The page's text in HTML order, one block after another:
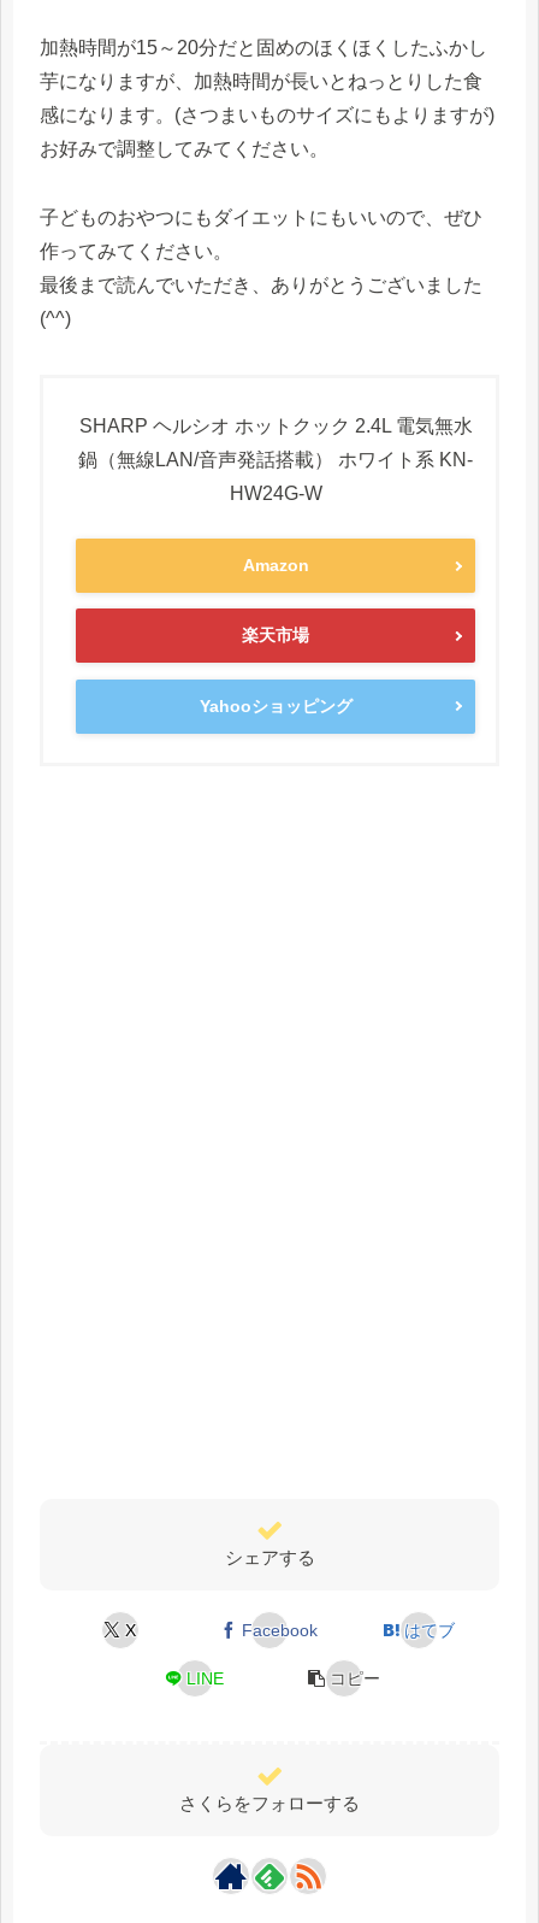
加熱時間が15～20分だと固めのほくほくしたふかし
芋になりますが、加熱時間が長いとねっとりした食
感になります。(さつまいものサイズにもよりますが)
お好みで調整してみてください。
子どものおやつにもダイエットにもいいので、ぜひ
作ってみてください。
最後まで読んでいただき、ありがとうございました
(^^)
SHARP ヘルシオ ホットクック 2.4L 電気無水
鍋（無線LAN/音声発話搭載） ホワイト系 KN-
HW24G-W
Amazon
楽天市場
Yahooショッピング
シェアする
X Facebook はてブ
LINE コピー
さくらをフォローする